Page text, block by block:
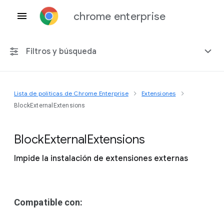
chrome enterprise
Filtros y búsqueda
Cualquier plataforma
Lista de políticas de Chrome Enterprise Extensiones
BlockExternalExtensions
BlockExternalExtensions
Impide la instalación de extensiones externas
Compatible con: